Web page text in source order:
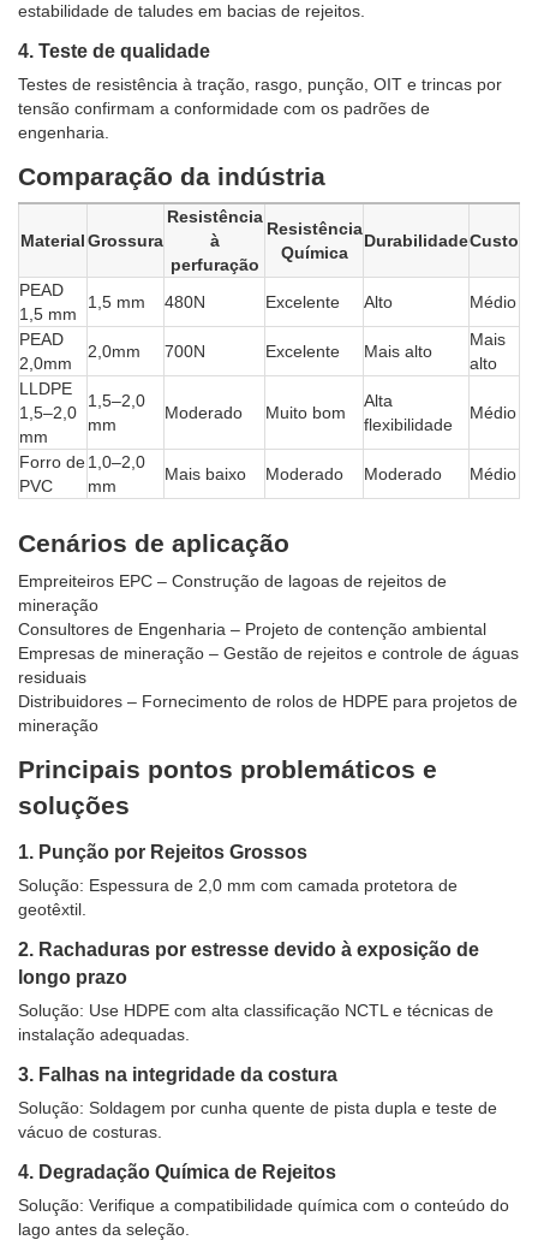
estabilidade de taludes em bacias de rejeitos.
4. Teste de qualidade
Testes de resistência à tração, rasgo, punção, OIT e trincas por
tensão confirmam a conformidade com os padrões de
engenharia.
Comparação da indústria
MaterialGrossura
Resistência
à
perfuração
Resistência
Química
DurabilidadeCusto
PEAD
1,5 mm
1,5 mm 480N Excelente Alto
Médio
PEAD
2,0mm
2,0mm 700N Excelente Mais alto
Mais
alto
LLDPE
1,5–2,0
mm
1,5–2,0
mm
Moderado Muito bom
Alta
flexibilidade
Médio
Forro de
PVC
1,0–2,0
mm
Mais baixo Moderado Moderado Médio
Cenários de aplicação
Empreiteiros EPC – Construção de lagoas de rejeitos de
mineração
Consultores de Engenharia – Projeto de contenção ambiental
Empresas de mineração – Gestão de rejeitos e controle de águas
residuais
Distribuidores – Fornecimento de rolos de HDPE para projetos de
mineração
Principais pontos problemáticos e
soluções
1. Punção por Rejeitos Grossos
Solução: Espessura de 2,0 mm com camada protetora de
geotêxtil.
2. Rachaduras por estresse devido à exposição de
longo prazo
Solução: Use HDPE com alta classificação NCTL e técnicas de
instalação adequadas.
3. Falhas na integridade da costura
Solução: Soldagem por cunha quente de pista dupla e teste de
vácuo de costuras.
4. Degradação Química de Rejeitos
Solução: Verifique a compatibilidade química com o conteúdo do
lago antes da seleção.